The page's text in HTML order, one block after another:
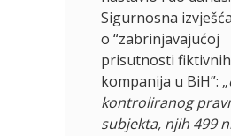
Sigurnosna
o “zabrinjavajućoj
prisutnosti fiktivnih
kompanija u BiH”: „
kontroliranog
subjekta, njih 499